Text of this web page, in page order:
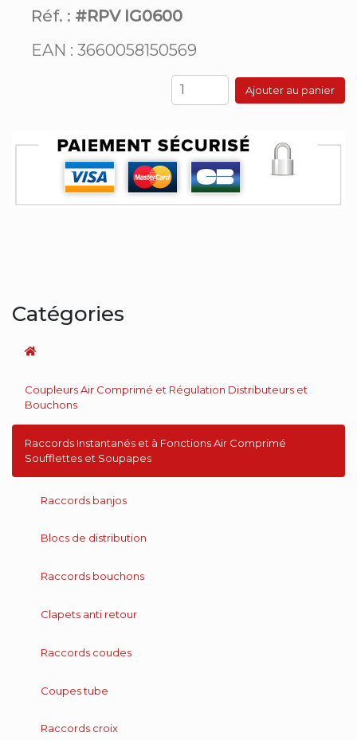
Réf. : #RPV IG0600
EAN : 3660058150569
Ajouter au panier
Catégories
Coupleurs Air Comprimé et Régulation Distributeurs et
Bouchons
Raccords Instantanés et à Fonctions Air Comprimé
Soufflettes et Soupapes
Raccords banjos
Blocs de distribution
Raccords bouchons
Clapets anti retour
Raccords coudes
Coupes tube
Raccords croix